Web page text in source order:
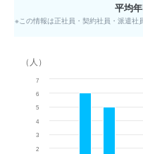
平均
※この情報は正社員・契約社員・派遣社
（人）
2
3
4
5
6
7